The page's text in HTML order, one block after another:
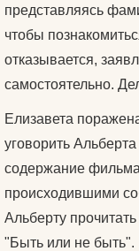
представляясь
чтобы
отказывается,
самостоятельно.
Елизавета
уговорить
содержание
происходившими
Альберту
"Быть или не быть".